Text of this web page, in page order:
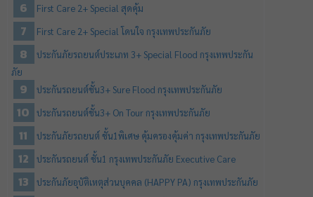
First Care 2+ Special สุดคุ้ม
First Care 2+ Special โดนใจ กรุงเทพประกันภัย
ประกันภัยรถยนต์ประเภท 3+ Special Flood กรุงเทพประกัน
ภัย
ประกันรถยนต์ชั้น3+ Sure Flood กรุงเทพประกันภัย
ประกันรถยนต์ชั้น3+ On Tour กรุงเทพประกันภัย
ประกันภัยรถยนต์ ชั้น1พิเศษ คุ้มครองคุ้มค่า กรุงเทพประกันภัย
ประกันรถยนต์ ชั้น1 กรุงเทพประกันภัย Executive Care
ประกันภัยอุบัติเหตุส่วนบุคคล (HAPPY PA) กรุงเทพประกันภัย